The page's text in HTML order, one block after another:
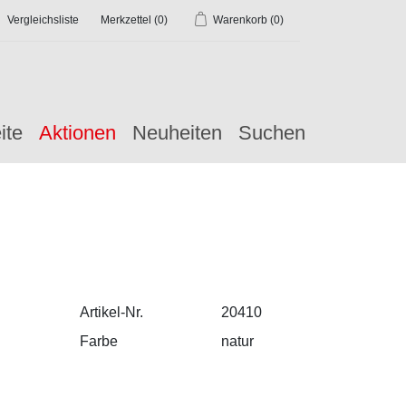
Vergleichsliste Merkzettel (0) Warenkorb (0)
Aktionen Neuheiten Suchen
Artikel-Nr.
20410
Farbe
natur